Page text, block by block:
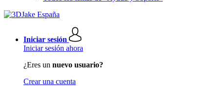
Iniciar sesión
Iniciar sesión ahora
¿Eres un nuevo usuario?
Crear una cuenta